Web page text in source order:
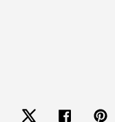
Twitter Facebook